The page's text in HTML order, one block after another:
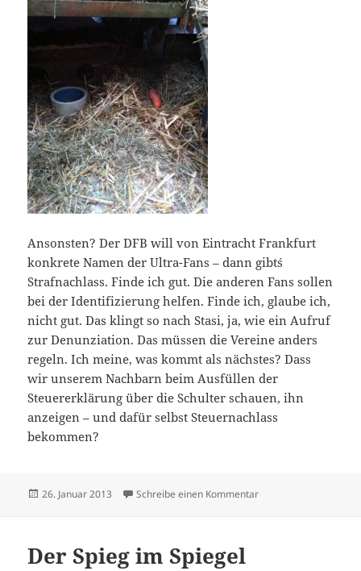
Ansonsten? Der DFB will von Eintracht Frankfurt
konkrete Namen der Ultra-Fans – dann gibt´s
Strafnachlass. Finde ich gut. Die anderen Fans sollen
bei der Identifizierung helfen. Finde ich, glaube ich,
nicht gut. Das klingt so nach Stasi, ja, wie ein Aufruf
zur Denunziation. Das müssen die Vereine anders
regeln. Ich meine, was kommt als nächstes? Dass
wir unserem Nachbarn beim Ausfüllen der
Steuererklärung über die Schulter schauen, ihn
anzeigen – und dafür selbst Steuernachlass
bekommen?
Veröffentlicht
26. Januar 2013 Schreibe einen Kommentarzu Ha-Zen 2
Der Spieg im Spiegel